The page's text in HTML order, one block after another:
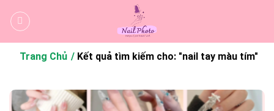
qua
dungTrang Chủ Kết quả tìm kiếm cho: "nail tay màu tím"